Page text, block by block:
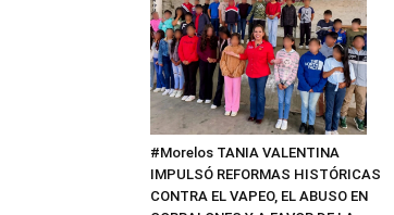
#Morelos TANIA VALENTINA
IMPULSÓ REFORMAS HISTÓRICAS
CONTRA EL VAPEO, EL ABUSO EN